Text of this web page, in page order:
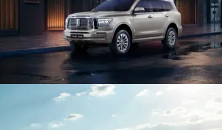
от 6 449 000 ₽ от 8 099